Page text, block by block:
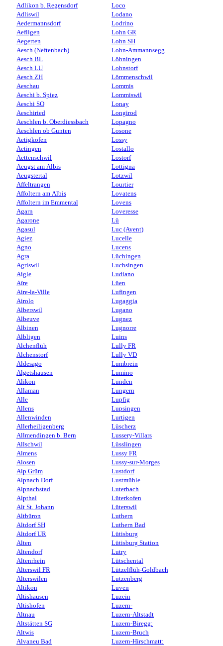
Adlikon b. Regensdorf
Adliswil
Aedermannsdorf
Aefligen
Aegerten
Aesch (Neftenbach)
Aesch BL
Aesch LU
Aesch ZH
Aeschau
Aeschi b. Spiez
Aeschi SO
Aeschiried
Aeschlen b. Oberdiessbach
Aeschlen ob Gunten
Aetigkofen
Aetingen
Aettenschwil
Aeugst am Albis
Aeugstertal
Affeltrangen
Affoltern am Albis
Affoltern im Emmental
Agarn
Agarone
Agasul
Agiez
Agno
Agra
Agriswil
Aigle
Aïre
Aire-la-Ville
Airolo
Alberswil
Albeuve
Albinen
Albligen
Alchenflüh
Alchenstorf
Aldesago
Algetshausen
Alikon
Allaman
Alle
Allens
Allenwinden
Allerheiligenberg
Allmendingen b. Bern
Allschwil
Almens
Alosen
Alp Grüm
Alpnach Dorf
Alpnachstad
Alpthal
Alt St. Johann
Altbüron
Altdorf SH
Altdorf UR
Alten
Altendorf
Altenrhein
Alterswil FR
Alterswilen
Altikon
Altishausen
Altishofen
Altnau
Altstätten SG
Altwis
Alvaneu Bad
Loco
Lodano
Lodrino
Lohn GR
Lohn SH
Lohn-Ammannsegg
Löhningen
Lohnstorf
Lömmenschwil
Lommis
Lommiswil
Lonay
Longirod
Lopagno
Losone
Lossy
Lostallo
Lostorf
Lottigna
Lotzwil
Lourtier
Lovatens
Lovens
Loveresse
Lü
Luc (Ayent)
Lucelle
Lucens
Lüchingen
Luchsingen
Ludiano
Lüen
Lufingen
Lugaggia
Lugano
Lugnez
Lugnorre
Luins
Lully FR
Lully VD
Lumbrein
Lumino
Lunden
Lungern
Lupfig
Lupsingen
Lurtigen
Lüscherz
Lussery-Villars
Lüsslingen
Lussy FR
Lussy-sur-Morges
Lustdorf
Lustmühle
Luterbach
Lüterkofen
Lüterswil
Luthern
Luthern Bad
Lütisburg
Lütisburg Station
Lutry
Lütschental
Lützelflüh-Goldbach
Lutzenberg
Luven
Luzein
Luzern-
Luzern-Altstadt
Luzern-Biregg:
Luzern-Bruch
Luzern-Hirschmatt: